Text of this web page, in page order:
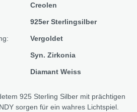
Creolen
925er Sterlingsilber
Vergoldet
Syn. Zirkonia
Diamant Weiss
925 Sterling Silber mit prächtigen
sorgen für ein wahres Lichtspiel.